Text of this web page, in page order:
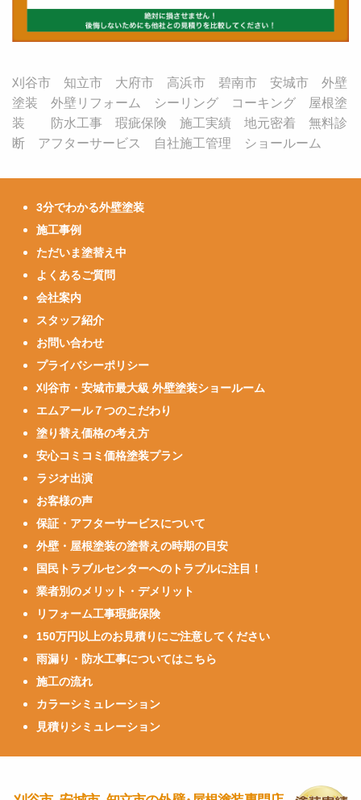
刈谷市 知立市 大府市 高浜市 碧南市 安城市 外壁
塗装 外壁リフォーム シーリング コーキング 屋根塗
装 防水工事 瑕疵保険 施工実績 地元密着 無料診
断 アフターサービス 自社施工管理 ショールーム
3分でわかる外壁塗装
施工事例
ただいま塗替え中
よくあるご質問
会社案内
スタッフ紹介
お問い合わせ
プライバシーポリシー
刈谷市・安城市最大級 外壁塗装ショールーム
エムアール７つのこだわり
塗り替え価格の考え方
安心コミコミ価格塗装プラン
ラジオ出演
お客様の声
保証・アフターサービスについて
外壁・屋根塗装の塗替えの時期の目安
国民トラブルセンターへのトラブルに注目！
業者別のメリット・デメリット
リフォーム工事瑕疵保険
150万円以上のお見積りにご注意してください
雨漏り・防水工事についてはこちら
施工の流れ
カラーシミュレーション
見積りシミュレーション